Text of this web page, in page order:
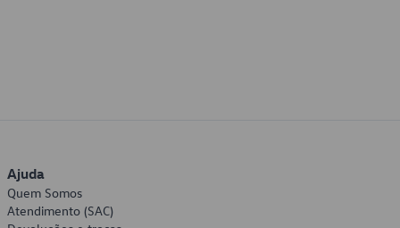
Ajuda
Quem Somos
Atendimento (SAC)